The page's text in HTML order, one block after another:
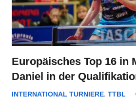
Europäisches Top 16 in
Daniel in der
INTERNATIONAL TURNIERE, TTBL